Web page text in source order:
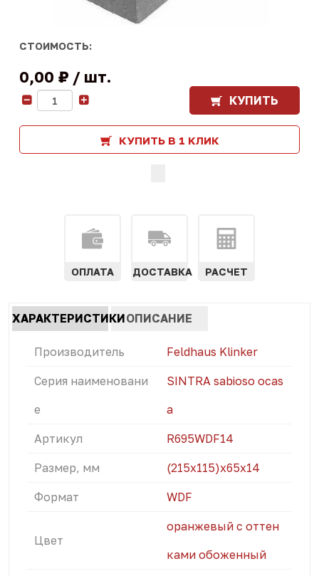
СТОИМОСТЬ:
0,00 ₽ шт.
КУПИТЬ
КУПИТЬ В 1 КЛИК
ОПЛАТА ДОСТАВКА РАСЧЕТ
Характеристики
табы
ХАРАКТЕРИСТИКИОПИСАНИЕ
Производитель Feldhaus Klinker
Серия наименовани
е
SINTRA sabioso ocas
a
Артикул R695WDF14
Размер, мм (215x115)х65х14
Формат WDF
Цвет
оранжевый с оттен
ками обоженный